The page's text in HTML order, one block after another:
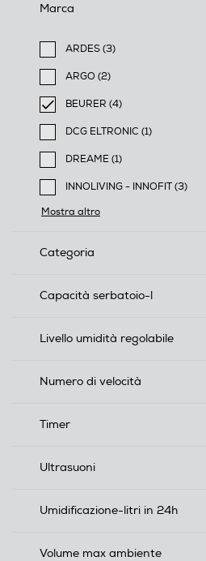
Marca
ARDES (3)
Filtra per Marca: ARDES
ARGO (2)
Filtra per Marca: ARGO
BEURER (4)
selected Filtro applicato per
DCG ELTRONIC (1)
Filtra per Marca: DCG
DREAME (1)
Filtra per Marca: DREAME
INNOLIVING - INNOFIT (3)
Filtra per Marca:
Mostra altro
Categoria
Capacità serbatoio-l
Livello umidità regolabile
Numero di velocità
Timer
Ultrasuoni
Umidificazione-litri in 24h
Volume max ambiente